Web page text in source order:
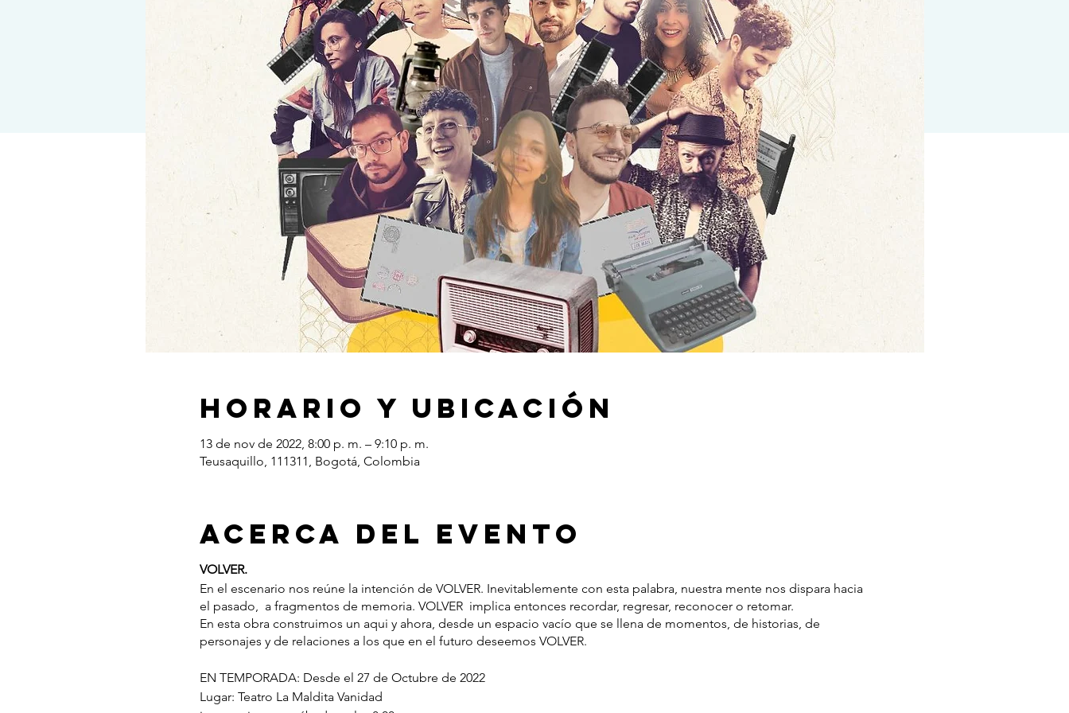
Horario y ubicación
13 de nov de 2022, 8:00 p. m. – 9:10 p. m.
Teusaquillo, 111311, Bogotá, Colombia
Acerca del evento
VOLVER.
En el escenario nos reúne la intención de VOLVER. Inevitablemente con esta palabra, nuestra mente nos dispara hacia
el pasado, a fragmentos de memoria. VOLVER implica entonces recordar, regresar, reconocer o retomar.
En esta obra construimos un aqui y ahora, desde un espacio vacío que se llena de momentos, de historias, de
personajes y de relaciones a los que en el futuro deseemos VOLVER.
EN TEMPORADA: Desde el 27 de Octubre de 2022
Lugar: Teatro La Maldita Vanidad